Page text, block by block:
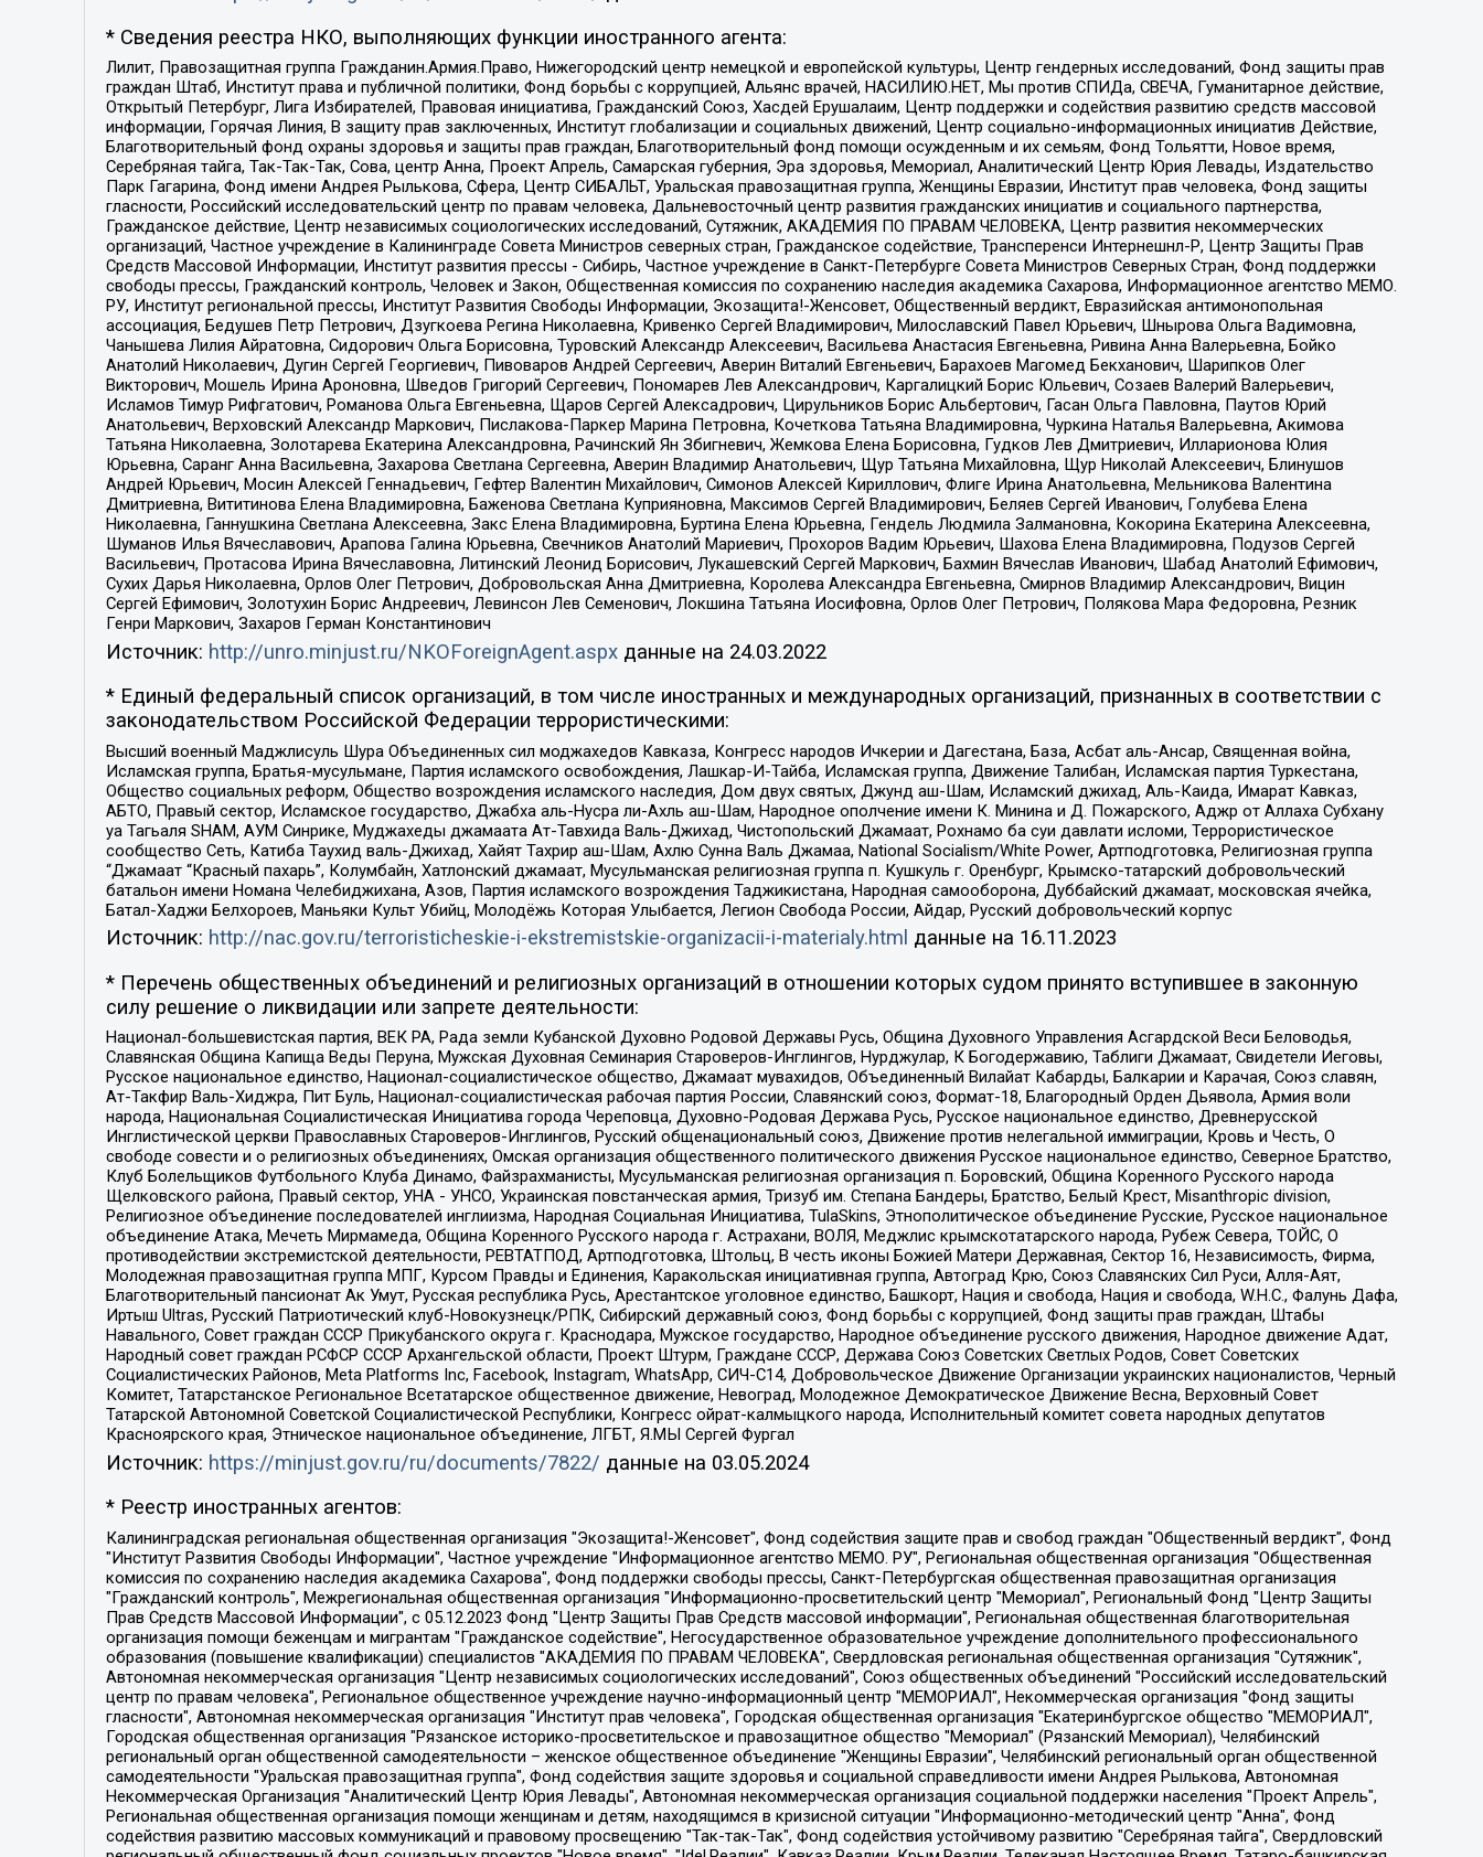
* Сведения реестра НКО, выполняющих функции иностранного агента:
Лилит, Правозащитная группа Гражданин.Армия.Право, Нижегородский центр немецкой и европейской культуры, Центр гендерных исследований, Фонд защиты прав
граждан Штаб, Институт права и публичной политики, Фонд борьбы с коррупцией, Альянс врачей, НАСИЛИЮ.НЕТ, Мы против СПИДа, СВЕЧА, Гуманитарное действие,
Открытый Петербург, Лига Избирателей, Правовая инициатива, Гражданский Союз, Хасдей Ерушалаим, Центр поддержки и содействия развитию средств массовой
информации, Горячая Линия, В защиту прав заключенных, Институт глобализации и социальных движений, Центр социально-информационных инициатив Действие,
Благотворительный фонд охраны здоровья и защиты прав граждан, Благотворительный фонд помощи осужденным и их семьям, Фонд Тольятти, Новое время,
Серебряная тайга, Так-Так-Так, Сова, центр Анна, Проект Апрель, Самарская губерния, Эра здоровья, Мемориал, Аналитический Центр Юрия Левады, Издательство
Парк Гагарина, Фонд имени Андрея Рылькова, Сфера, Центр СИБАЛЬТ, Уральская правозащитная группа, Женщины Евразии, Институт прав человека, Фонд защиты
гласности, Российский исследовательский центр по правам человека, Дальневосточный центр развития гражданских инициатив и социального партнерства,
Гражданское действие, Центр независимых социологических исследований, Сутяжник, АКАДЕМИЯ ПО ПРАВАМ ЧЕЛОВЕКА, Центр развития некоммерческих
организаций, Частное учреждение в Калининграде Совета Министров северных стран, Гражданское содействие, Трансперенси Интернешнл-Р, Центр Защиты Прав
Средств Массовой Информации, Институт развития прессы - Сибирь, Частное учреждение в Санкт-Петербурге Совета Министров Северных Стран, Фонд поддержки
свободы прессы, Гражданский контроль, Человек и Закон, Общественная комиссия по сохранению наследия академика Сахарова, Информационное агентство МЕМО.
РУ, Институт региональной прессы, Институт Развития Свободы Информации, Экозащита!-Женсовет, Общественный вердикт, Евразийская антимонопольная
ассоциация, Бедушев Петр Петрович, Дзугкоева Регина Николаевна, Кривенко Сергей Владимирович, Милославский Павел Юрьевич, Шнырова Ольга Вадимовна,
Чанышева Лилия Айратовна, Сидорович Ольга Борисовна, Туровский Александр Алексеевич, Васильева Анастасия Евгеньевна, Ривина Анна Валерьевна, Бойко
Анатолий Николаевич, Дугин Сергей Георгиевич, Пивоваров Андрей Сергеевич, Аверин Виталий Евгеньевич, Барахоев Магомед Бекханович, Шарипков Олег
Викторович, Мошель Ирина Ароновна, Шведов Григорий Сергеевич, Пономарев Лев Александрович, Каргалицкий Борис Юльевич, Созаев Валерий Валерьевич,
Исламов Тимур Рифгатович, Романова Ольга Евгеньевна, Щаров Сергей Алексадрович, Цирульников Борис Альбертович, Гасан Ольга Павловна, Паутов Юрий
Анатольевич, Верховский Александр Маркович, Пислакова-Паркер Марина Петровна, Кочеткова Татьяна Владимировна, Чуркина Наталья Валерьевна, Акимова
Татьяна Николаевна, Золотарева Екатерина Александровна, Рачинский Ян Збигневич, Жемкова Елена Борисовна, Гудков Лев Дмитриевич, Илларионова Юлия
Юрьевна, Саранг Анна Васильевна, Захарова Светлана Сергеевна, Аверин Владимир Анатольевич, Щур Татьяна Михайловна, Щур Николай Алексеевич, Блинушов
Андрей Юрьевич, Мосин Алексей Геннадьевич, Гефтер Валентин Михайлович, Симонов Алексей Кириллович, Флиге Ирина Анатольевна, Мельникова Валентина
Дмитриевна, Вититинова Елена Владимировна, Баженова Светлана Куприяновна, Максимов Сергей Владимирович, Беляев Сергей Иванович, Голубева Елена
Николаевна, Ганнушкина Светлана Алексеевна, Закс Елена Владимировна, Буртина Елена Юрьевна, Гендель Людмила Залмановна, Кокорина Екатерина Алексеевна,
Шуманов Илья Вячеславович, Арапова Галина Юрьевна, Свечников Анатолий Мариевич, Прохоров Вадим Юрьевич, Шахова Елена Владимировна, Подузов Сергей
Васильевич, Протасова Ирина Вячеславовна, Литинский Леонид Борисович, Лукашевский Сергей Маркович, Бахмин Вячеслав Иванович, Шабад Анатолий Ефимович,
Сухих Дарья Николаевна, Орлов Олег Петрович, Добровольская Анна Дмитриевна, Королева Александра Евгеньевна, Смирнов Владимир Александрович, Вицин
Сергей Ефимович, Золотухин Борис Андреевич, Левинсон Лев Семенович, Локшина Татьяна Иосифовна, Орлов Олег Петрович, Полякова Мара Федоровна, Резник
Генри Маркович, Захаров Герман Константинович
Источник: http://unro.minjust.ru/NKOForeignAgent.aspxданные на 24.03.2022
* Единый федеральный список организаций, в том числе иностранных и международных организаций, признанных в соответствии с
законодательством Российской Федерации террористическими:
Высший военный Маджлисуль Шура Объединенных сил моджахедов Кавказа, Конгресс народов Ичкерии и Дагестана, База, Асбат аль-Ансар, Священная война,
Исламская группа, Братья-мусульмане, Партия исламского освобождения, Лашкар-И-Тайба, Исламская группа, Движение Талибан, Исламская партия Туркестана,
Общество социальных реформ, Общество возрождения исламского наследия, Дом двух святых, Джунд аш-Шам, Исламский джихад, Аль-Каида, Имарат Кавказ,
АБТО, Правый сектор, Исламское государство, Джабха аль-Нусра ли-Ахль аш-Шам, Народное ополчение имени К. Минина и Д. Пожарского, Аджр от Аллаха Субхану
уа Тагьаля SHAM, АУМ Синрике, Муджахеды джамаата Ат-Тавхида Валь-Джихад, Чистопольский Джамаат, Рохнамо ба суи давлати исломи, Террористическое
сообщество Сеть, Катиба Таухид валь-Джихад, Хайят Тахрир аш-Шам, Ахлю Сунна Валь Джамаа, National Socialism/White Power, Артподготовка, Религиозная группа
“Джамаат “Красный пахарь”, Колумбайн, Хатлонский джамаат, Мусульманская религиозная группа п. Кушкуль г. Оренбург, Крымско-татарский добровольческий
батальон имени Номана Челебиджихана, Азов, Партия исламского возрождения Таджикистана, Народная самооборона, Дуббайский джамаат, московская ячейка,
Батал-Хаджи Белхороев, Маньяки Культ Убийц, Молодёжь Которая Улыбается, Легион Свобода России, Айдар, Русский добровольческий корпус
Источник: http://nac.gov.ru/terroristicheskie-i-ekstremistskie-organizacii-i-materialy.html данные на 16.11.2023
* Перечень общественных объединений и религиозных организаций в отношении которых судом принято вступившее в законную
силу решение о ликвидации или запрете деятельности:
Национал-большевистская партия, ВЕК РА, Рада земли Кубанской Духовно Родовой Державы Русь, Община Духовного Управления Асгардской Веси Беловодья,
Славянская Община Капища Веды Перуна, Мужская Духовная Семинария Староверов-Инглингов, Нурджулар, К Богодержавию, Таблиги Джамаат, Свидетели Иеговы,
Русское национальное единство, Национал-социалистическое общество, Джамаат мувахидов, Объединенный Вилайат Кабарды, Балкарии и Карачая, Союз славян,
Ат-Такфир Валь-Хиджра, Пит Буль, Национал-социалистическая рабочая партия России, Славянский союз, Формат-18, Благородный Орден Дьявола, Армия воли
народа, Национальная Социалистическая Инициатива города Череповца, Духовно-Родовая Держава Русь, Русское национальное единство, Древнерусской
Инглистической церкви Православных Староверов-Инглингов, Русский общенациональный союз, Движение против нелегальной иммиграции, Кровь и Честь, О
свободе совести и о религиозных объединениях, Омская организация общественного политического движения Русское национальное единство, Северное Братство,
Клуб Болельщиков Футбольного Клуба Динамо, Файзрахманисты, Мусульманская религиозная организация п. Боровский, Община Коренного Русского народа
Щелковского района, Правый сектор, УНА - УНСО, Украинская повстанческая армия, Тризуб им. Степана Бандеры, Братство, Белый Крест, Misanthropic division,
Религиозное объединение последователей инглиизма, Народная Социальная Инициатива, TulaSkins, Этнополитическое объединение Русские, Русское национальное
объединение Атака, Мечеть Мирмамеда, Община Коренного Русского народа г. Астрахани, ВОЛЯ, Меджлис крымскотатарского народа, Рубеж Севера, ТОЙС, О
противодействии экстремистской деятельности, РЕВТАТПОД, Артподготовка, Штольц, В честь иконы Божией Матери Державная, Сектор 16, Независимость, Фирма,
Молодежная правозащитная группа МПГ, Курсом Правды и Единения, Каракольская инициативная группа, Автоград Крю, Союз Славянских Сил Руси, Алля-Аят,
Благотворительный пансионат Ак Умут, Русская республика Русь, Арестантское уголовное единство, Башкорт, Нация и свобода, Нация и свобода, W.H.С., Фалунь Дафа,
Иртыш Ultras, Русский Патриотический клуб-Новокузнецк/РПК, Сибирский державный союз, Фонд борьбы с коррупцией, Фонд защиты прав граждан, Штабы
Навального, Совет граждан СССР Прикубанского округа г. Краснодара, Мужское государство, Народное объединение русского движения, Народное движение Адат,
Народный совет граждан РСФСР СССР Архангельской области, Проект Штурм, Граждане СССР, Держава Союз Советских Светлых Родов, Совет Советских
Социалистических Районов, Meta Platforms Inc, Facebook, Instagram, WhatsApp, СИЧ-С14, Добровольческое Движение Организации украинских националистов, Черный
Комитет, Татарстанское Региональное Всетатарское общественное движение, Невоград, Молодежное Демократическое Движение Весна, Верховный Совет
Татарской Автономной Советской Социалистической Республики, Конгресс ойрат-калмыцкого народа, Исполнительный комитет совета народных депутатов
Красноярского края, Этническое национальное объединение, ЛГБТ, Я.МЫ Сергей Фургал
Источник: https://minjust.gov.ru/ru/documents/7822/ данные на 03.05.2024
* Реестр иностранных агентов:
Калининградская региональная общественная организация "Экозащита!-Женсовет", Фонд содействия защите прав и свобод граждан "Общественный вердикт", Фонд "Институт Развития Свободы Информации", Частное учреждение "Информационное агентство МЕМО. РУ", Региональная общественная организация "Общественная комиссия по сохранению наследия академика Сахарова", Фонд поддержки свободы прессы, Санкт-Петербургская общественная правозащитная организация "Гражданский контроль", Межрегиональная общественная организация "Информационно-просветительский центр "Мемориал", Региональный Фонд "Центр Защиты Прав Средств Массовой Информации", с 05.12.2023 Фонд "Центр Защиты Прав Средств массовой информации", Региональная общественная благотворительная организация помощи беженцам и мигрантам "Гражданское содействие", Негосударственное образовательное учреждение дополнительного профессионального образования (повышение квалификации) специалистов "АКАДЕМИЯ ПО ПРАВАМ ЧЕЛОВЕКА", Свердловская региональная общественная организация "Сутяжник", Автономная некоммерческая организация "Центр независимых социологических исследований", Союз общественных объединений "Российский исследовательский центр по правам человека", Региональное общественное учреждение научно-информационный центр "МЕМОРИАЛ", Некоммерческая организация "Фонд защиты гласности", Автономная некоммерческая организация "Институт прав человека", Городская общественная организация "Екатеринбургское общество "МЕМОРИАЛ", Городская общественная организация "Рязанское историко-просветительское и правозащитное общество "Мемориал" (Рязанский Мемориал), Челябинский региональный орган общественной самодеятельности – женское общественное объединение "Женщины Евразии", Челябинский региональный орган общественной самодеятельности "Уральская правозащитная группа", Фонд содействия защите здоровья и социальной справедливости имени Андрея Рылькова, Автономная Некоммерческая Организация "Аналитический Центр Юрия Левады", Автономная некоммерческая организация социальной поддержки населения "Проект Апрель", Региональная общественная организация помощи женщинам и детям, находящимся в кризисной ситуации "Информационно-методический центр "Анна", Фонд содействия развитию массовых коммуникаций и правовому просвещению "Так-так-Так", Фонд содействия устойчивому развитию "Серебряная тайга", Свердловский региональный общественный фонд социальных проектов "Новое время", "Idel.Реалии", Кавказ.Реалии, Крым.Реалии, Телеканал Настоящее Время, Татаро-башкирская служба Радио Свобода (Azatliq Radiosi), Радио Свободная Европа/Радио Свобода (PCE/PC), "Сибирь.Реалии", "Фактограф", Благотворительный фонд помощи осужденным и их семьям, Автономная некоммерческая организация "Институт глобализации и социальных движений", Фонд "В защиту прав заключенных", Частное учреждение "Центр поддержки и содействия развитию средств массовой информации", Пензенский региональный общественный благотворительный фонд "Гражданский союз", "Север.Реалии", Некоммерческая организация Фонд "Правовая инициатива", Общество с ограниченной ответственностью "Радио Свободная Европа/Радио Свобода", Чешское информационное агентство "MEDIUM-ORIENT", Красноярская региональная общественная организация "Мы против СПИДа", Камалягин Денис Николаевич, Маркелов Сергей Евгеньевич, Пономарев Лев Александрович, Савицкая Людмила Алексеевна, Автономная некоммерческая организация "Центр по работе с проблемой насилия "НАСИЛИЮ.НЕТ", Межрегиональный профессиональный союз работников здравоохранения "Альянс врачей", Юридическое лицо, зарегистрированное в Латвийской Республике, SIA "Medusa Project" (регистрационный номер 40103797863, дата регистрации 10.06.2014), Некоммерческая организация "Фонд по борьбе с коррупцией", Автономная некоммерческая организация "Институт права и публичной политики", Баданин Роман Сергеевич, Гликин Максим Александрович, Железнова Мария Михайловна, Лукьянова Юлия Сергеевна, Маетная Елизавета Витальевна, Маняхин Петр Борисович, Чуракова Ольга Владимировна, Ярош Юлия Петровна, Юридическое лицо "The Insider SIA", зарегистрированное в Риге, Латвийская Республика (дата регистрации 26.06.2015), являющееся администратором доменного имени интернет-издания "The Insider SIA", https://theins.ru, Постернак Алексей Евгеньевич, Рубин Михаил Аркадьевич, Анин Роман Александрович, Юридическое лицо Istories fonds, зарегистрированное в Латвийской Республике (регистрационный номер 50008295751, дата регистрации 24.02.2020), Великовский Дмитрий Александрович, Долинина Ирина Николаевна, Мароховская Алеся Алексеевна, Шлейнов Роман Юрьевич, Шмагун Олеся Валентиновна, Общество с ограниченной ответственностью "Альтаир 2021", Общество с ограниченной ответственностью "Вега 2021", Общество с ограниченной ответственностью "Главный редактор 2021", Общество с ограниченной ответственностью "Ромашки монолит", Важенков Артем Валерьевич, Ивановская областная общественная организация "Центр гендерных исследований", Гурман Юрий Альбертович, Медиапроект "ОВД-Инфо", Егоров Владимир Владимирович, Жилинский Владимир Александрович, Общество с ограниченной ответственностью "ЗП", Иванова София Юрьевна, Карезина Инна Павловна, Кильтау Екатерина Викторовна, Петров Алексей Викторович, Пискунов Сергей Евгеньевич, Смирнов Сергей Сергеевич, Тихонов Михаил Сергеевич, Общество с ограниченной ответственностью "ЖУРНАЛИСТ-ИНОСТРАННЫЙ АГЕНТ", Арапова Галина Юрьевна, Вольтская Татьяна Анатольевна, Американская компания "Mason G.E.S. Anonymous Foundation" (США), являющаяся владельцем интернет-издания https://mnews.world/, Компания "Stichting Bellingcat", зарегистрированная в Нидерландах (дата регистрации 11.07.2018), Захаров Андрей Вячеславович, Клепиковская Екатерина Дмитриевна, Общество с ограниченной ответственностью "МЕМО", Перл Роман Александрович, Симонов Евгений Алексеевич, Соловьева Елена Анатольевна, Сотников Даниил Владимирович, Сурначева Елизавета Дмитриевна, Автономная некоммерческая организация по защите прав человека и информированию населения "Якутия – Наше Мнение", Общество с ограниченной ответственностью "Москоу диджитал медиа", с 26.01.2023 Общество с ограниченной ответственностью "Чайка Белые сады", Ветошкина Валерия Валерьевна, Заговора Максим Александрович, Межрегиональное общественное движение "Российская ЛГБТ - сеть", Оленичев Максим Владимирович, Павлов Иван Юрьевич, Скворцова Елена Сергеевна, Общество с ограниченной ответственностью "Как бы инагент", Кочетков Игорь Викторович, Общество с ограниченной ответственностью "Честные выборы", Еланчик Олег Александрович, Общество с ограниченной ответственностью "Нобелевский призыв", Гималова Регина Эмилевна, Григорьев Андрей Валерьевич, Григорьева Алина Александровна, Ассоциация по содействию защите прав призывников, альтернативнослужащих и военнослужащих "Правозащитная группа "Гражданин.Армия.Право", Хисамова Регина Фаритовна, Автономная некоммерческая организация по реализации социально-правовых программ "Лилит", Дальневосточное общественное движение "Маяк", Санкт-Петербургская ЛГБТ-инициативная группа "Выход", Инициативная группа ЛГБТ+ "Реверс", Алексеев Андрей Викторович, Бекбулатова Таисия Львовна, Беляев Иван Михайлович, Владыкина Елена Сергеевна, Гельман Марат Александрович, Никульшина Вероника Юрьевна, Толоконникова Надежда Андреевна, Шендерович Виктор Анатольевич, Общество с ограниченной ответственностью "Данное сообщение", Общество с ограниченной ответственностью Издательский дом "Новая глава", Айнбиндер Александра Александровна, Московский комьюнити-центр для ЛГБТ+инициатив, Благотворительный фонд развития филантропии, Deutsche Welle (Германия, Kurt-Schumacher-Strasse 3, 53113 Bonn), Борзунова Мария Михайловна, Воробьев Виктор Викторович, Голубева Анна Львовна, Константинова Алла Михайловна, Малкова Ирина Владимировна, Мурадов Мурад Абдулгалимович, Осетинская Елизавета Николаевна, Понасенков Евгений Николаевич, Ганапольский Матвей Юрьевич, Киселев Евгений Алексеевич, Борухович Ирина Григорьевна, Дремин Иван Тимофеевич, Дубровский Дмитрий Викторович, Красноярская региональная общественная организация поддержки и развития альтернативных образовательных технологий и межкультурных коммуникаций "ИНТЕРРА", Маяковская Екатерина Алексеевна, Фейгин Марк Захарович, Филимонов Андрей Викторович, Дзугкоева Регина Николаевна, Доброхотов Роман Александрович, Дудь Юрий Александрович, Елкин Сергей Владимирович, Кругликов Кирилл Игоревич, Сабунаева Мария Леонидовна, Семенов Алексей Владимирович, Шаинян Карен Багратович, Шульман Екатерина Михайловна, Асафьев Артур Валерьевич, Вахштайн Виктор Семенович, Венедиктов Алексей Алексеевич, Лушникова Екатерина Евгеньевна, Волков Леонид Михайлович, Невзоров Александр Глебович, Пархоменко Сергей Борисович, Сироткин Ярослав Николаевич, Кара-Мурза Владимир Владимирович, Баранова Наталья Владимировна, Гозман Леонид Яковлевич, Кагарлицкий Борис Юльевич, Климарев Михаил Валерьевич, Милов Владимир Станиславович, Автономная некоммерческая организация Краснодарский центр современного искусства "Типография", Моргенштерн Алишер Тагирович, Соболь Любовь Эдуардовна, Общество с ограниченной ответственностью "ЛИЗА НОРМ", Каспаров Гарри Кимович, Ходорковский Михаил Борисович, Общество с ограниченной ответственностью "Апрельские тезисы", Данилович Ирина Брониславовна, Кашин Олег Владимирович, Петров Николай Владимирович, Пивоваров Алексей Владимирович, Соколов Михаил Владимирович, Цветкова Юлия Владимировна, Чичваркин Евгений Александрович, Комитет против пыток/Команда против пыток, Общество с ограниченной ответственностью "Первый научный", Общество с ограниченной ответственностью "Вертолет и ко", Белоцерковская Вероника Борисовна, Кац Максим Евгеньевич, Лазарева Татьяна Юрьевна, Шаведдинов Руслан Табризович, Яшин Илья Валерьевич, Общество с ограниченной ответственностью "Иноагент ААВ", Алешковский Дмитрий Петрович, Альбац Евгения Марковна, Быков Дмитрий Львович, Галямина Юлия Евгеньевна, Лойко Сергей Леонидович, Мартынов Кирилл Константинович, Медведев Сергей Александрович, Крашенинников Федор Геннадиевич, Гордеева Катерина Вл